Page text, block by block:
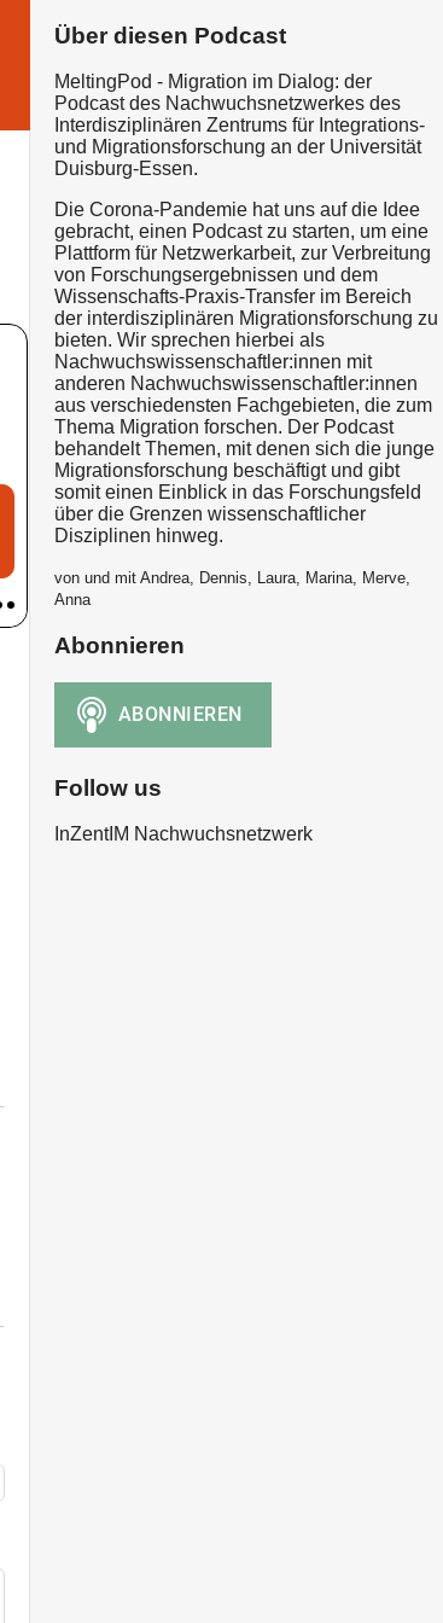
Über diesen Podcast
MeltingPod - Migration im Dialog: der
Podcast des Nachwuchsnetzwerkes des
Interdisziplinären Zentrums für Integrations-
und Migrationsforschung an der Universität
Duisburg-Essen.
Die Corona-Pandemie hat uns auf die Idee
gebracht, einen Podcast zu starten, um eine
Plattform für Netzwerkarbeit, zur Verbreitung
von Forschungsergebnissen und dem
Wissenschafts-Praxis-Transfer im Bereich
der interdisziplinären Migrationsforschung zu
bieten. Wir sprechen hierbei als
Nachwuchswissenschaftler:innen mit
anderen Nachwuchswissenschaftler:innen
aus verschiedensten Fachgebieten, die zum
Thema Migration forschen. Der Podcast
behandelt Themen, mit denen sich die junge
Migrationsforschung beschäftigt und gibt
somit einen Einblick in das Forschungsfeld
über die Grenzen wissenschaftlicher
Disziplinen hinweg.
von und mit Andrea, Dennis, Laura, Marina, Merve,
Anna
Abonnieren
Follow us
InZentIM Nachwuchsnetzwerk